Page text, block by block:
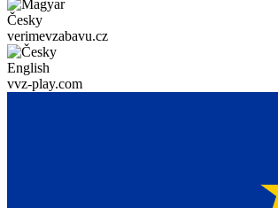
Česky
verimevzabavu.cz
English
vvz-play.com